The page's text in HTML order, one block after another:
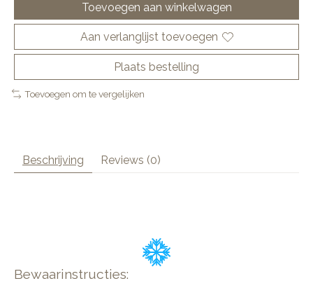
Toevoegen aan winkelwagen
Aan verlanglijst toevoegen
Plaats bestelling
Toevoegen om te vergelijken
Beschrijving Reviews (0)
Bewaarinstructies: